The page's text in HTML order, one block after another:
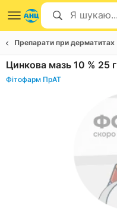
Препарати при дерматитах
Цинкова мазь 10 % 25 г
Фітофарм ПрАТ